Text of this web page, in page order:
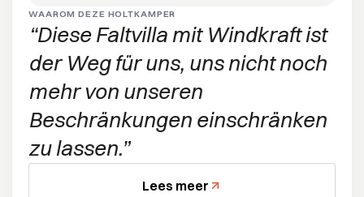
WAAROM DEZE HOLTKAMPER
Diese Faltvilla mit Windkraft ist
der Weg für uns, uns nicht noch
mehr von unseren
Beschränkungen einschränken
zu lassen.
Lees meer